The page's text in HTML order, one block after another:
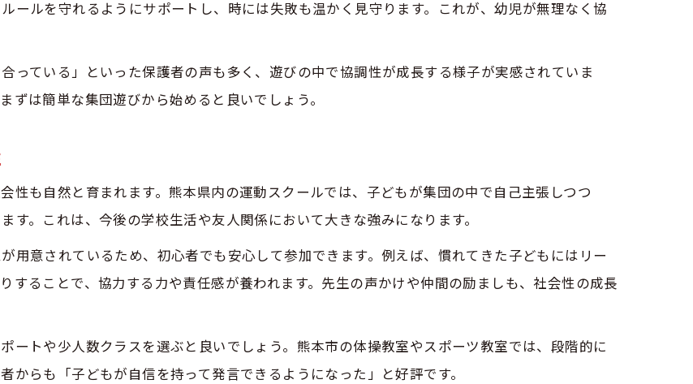
び感覚で幼児が伸びる協調性のポイント解説
幼児が夢中になる協調性アップの遊び方
継続で幼児の協調性が大きく伸びる理由
ールを守れるようにサポートし、時には失敗も温かく見守ります。これが、幼児が無理なく協
っている」といった保護者の声も多く、遊びの中で協調性が成長する様子が実感されていま
は簡単な集団遊びから始めると良いでしょう。
性も自然と育まれます。熊本県内の運動スクールでは、子どもが集団の中で自己主張しつつ
。これは、今後の学校生活や友人関係において大きな強みになります。
用意されているため、初心者でも安心して参加できます。例えば、慣れてきた子どもにはリー
することで、協力する力や責任感が養われます。先生の声かけや仲間の励ましも、社会性の成長
ートや少人数クラスを選ぶと良いでしょう。熊本市の体操教室やスポーツ教室では、段階的に
らも「子どもが自信を持って発言できるようになった」と好評です。
体験申し込みはこちら
体験申し込みはこちら